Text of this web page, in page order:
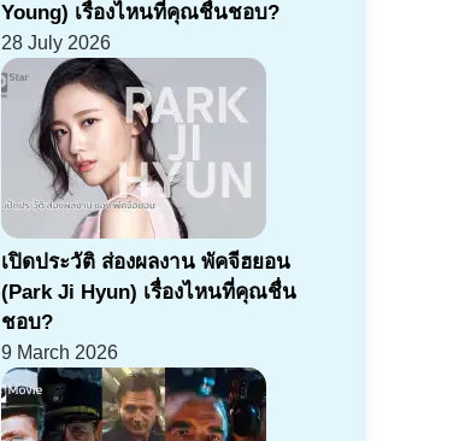
Young) เรื่องไหนที่คุณชื่นชอบ?
28 July 2026
เปิดประวัติ ส่องผลงาน พัคจีฮยอน
(Park Ji Hyun) เรื่องไหนที่คุณชื่น
ชอบ?
9 March 2026